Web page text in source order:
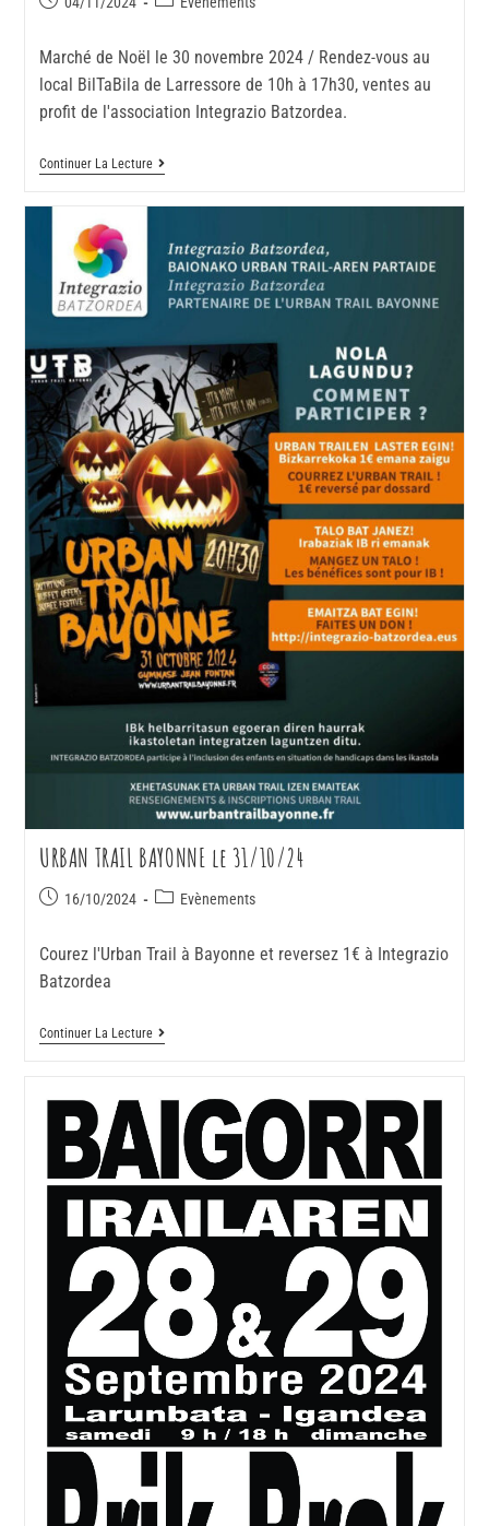
Marché de Noël le 30 novembre 2024 / Rendez-vous au
local BilTaBila de Larressore de 10h à 17h30, ventes au
profit de l'association Integrazio Batzordea.
Continuer La Lecture
URBAN TRAIL BAYONNE le 31/10/24
16/10/2024 Evènements
Courez l'Urban Trail à Bayonne et reversez 1€ à Integrazio
Batzordea
Continuer La Lecture